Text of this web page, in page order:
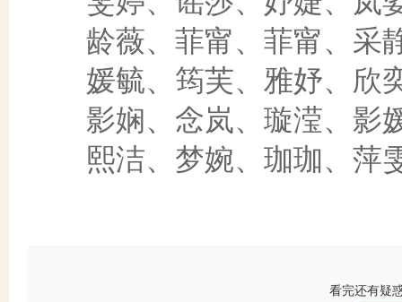
龄薇、菲甯、菲甯、采
媛毓、筠芙、雅妤、欣
影娴、念岚、璇滢、影
熙洁、梦婉、珈珈、萍
看完还有疑